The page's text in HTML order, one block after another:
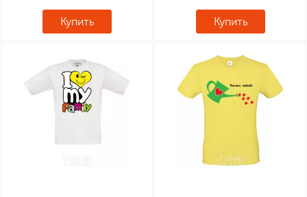
Купить Купить